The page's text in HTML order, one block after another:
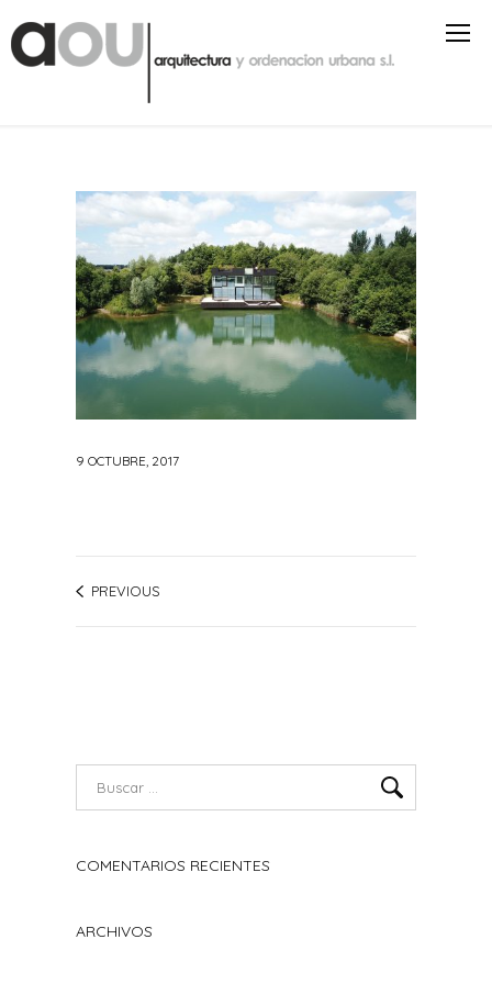
9 OCTUBRE, 2017
PREVIOUS
COMENTARIOS RECIENTES
ARCHIVOS